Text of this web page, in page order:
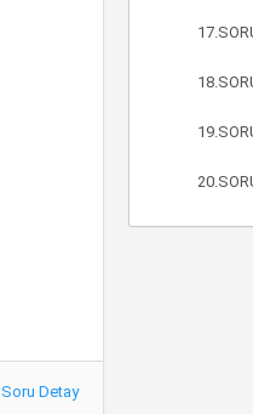
Soru Detay